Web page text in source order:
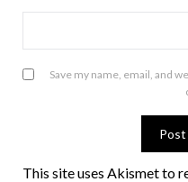
Save my name, email, and
This site uses Akismet to